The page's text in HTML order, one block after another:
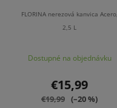
FLORINA nerezová kanvica Acero,
2,5 L
Dostupné na objednávku
€15,99
€19,99 (–20 %)